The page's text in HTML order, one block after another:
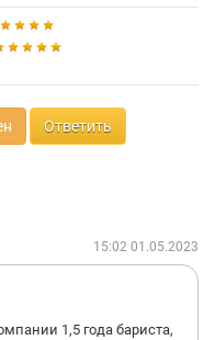
Ответить
15:02 01.05.2023
1,5 года бариста,